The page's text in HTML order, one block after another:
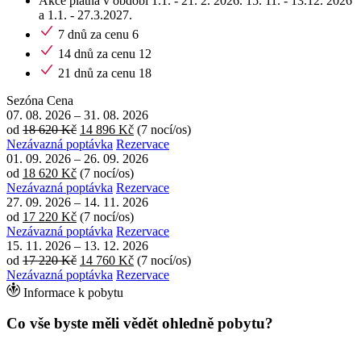
a 1.1. - 27.3.2027.
7 dnů za cenu 6
14 dnů za cenu 12
21 dnů za cenu 18
Sezóna Cena
07. 08. 2026 – 31. 08. 2026
od 18 620 Kč 14 896 Kč (7 nocí/os)
Nezávazná poptávka Rezervace
01. 09. 2026 – 26. 09. 2026
od 18 620 Kč (7 nocí/os)
Nezávazná poptávka Rezervace
27. 09. 2026 – 14. 11. 2026
od 17 220 Kč (7 nocí/os)
Nezávazná poptávka Rezervace
15. 11. 2026 – 13. 12. 2026
od 17 220 Kč 14 760 Kč (7 nocí/os)
Nezávazná poptávka Rezervace
Informace k pobytu
Co vše byste měli vědět ohledně pobytu?